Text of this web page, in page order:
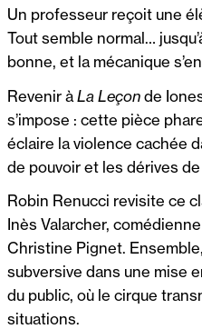
Un professeur reçoit une
Tout semble normal…
bonne, et la mécanique
Revenir àLa Leçonde
s’impose : cette pièce
éclaire la violence cachée
de pouvoir et les dérives
Robin Renucci revisite ce
Inès Valarcher,
Christine Pignet.
subversive dans une mise
du public, où le cirque
situations.